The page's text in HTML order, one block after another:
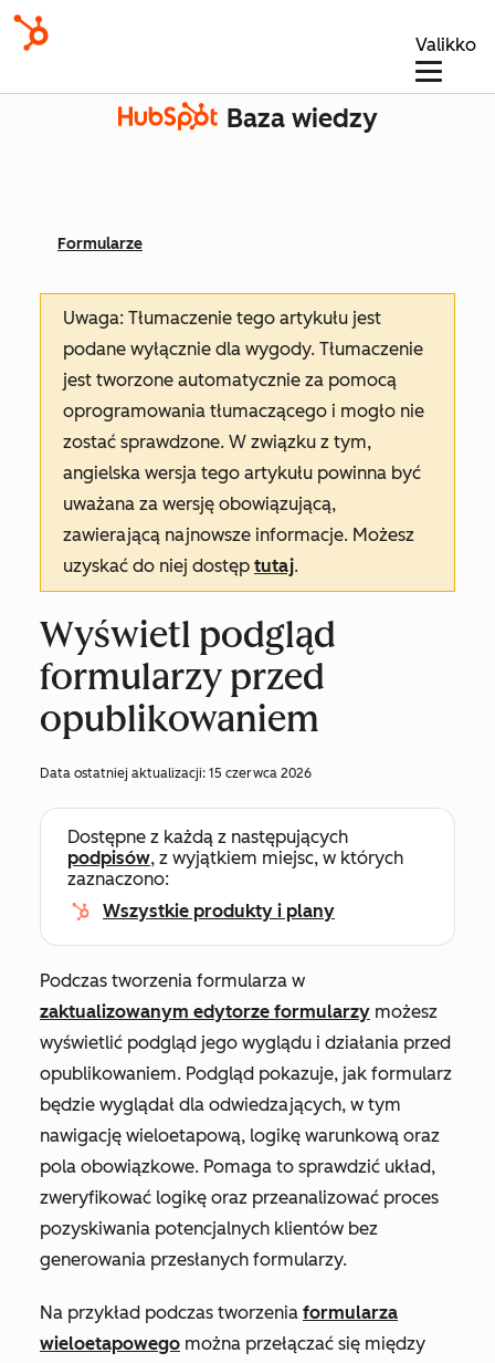
Valikko
Baza wiedzy
Formularze
Uwaga: Tłumaczenie tego artykułu jest
podane wyłącznie dla wygody. Tłumaczenie
jest tworzone automatycznie za pomocą
oprogramowania tłumaczącego i mogło nie
zostać sprawdzone. W związku z tym,
angielska wersja tego artykułu powinna być
uważana za wersję obowiązującą,
zawierającą najnowsze informacje. Możesz
uzyskać do niej dostęp tutaj.
Wyświetl podgląd
formularzy przed
opublikowaniem
Data ostatniej aktualizacji: 15 czerwca 2026
Dostępne z każdą z następujących
podpisów, z wyjątkiem miejsc, w których
zaznaczono:
Wszystkie produkty i plany
Podczas tworzenia formularza w
zaktualizowanym edytorze formularzy możesz
wyświetlić podgląd jego wyglądu i działania przed
opublikowaniem. Podgląd pokazuje, jak formularz
będzie wyglądał dla odwiedzających, w tym
nawigację wieloetapową, logikę warunkową oraz
pola obowiązkowe. Pomaga to sprawdzić układ,
zweryfikować logikę oraz przeanalizować proces
pozyskiwania potencjalnych klientów bez
generowania przesłanych formularzy.
Na przykład podczas tworzenia formularza
wieloetapowego można przełączać się między